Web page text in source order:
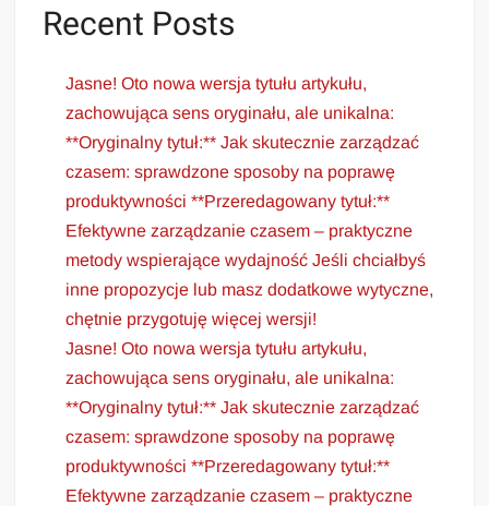
Recent Posts
Jasne! Oto nowa wersja tytułu artykułu,
zachowująca sens oryginału, ale unikalna:
**Oryginalny tytuł:** Jak skutecznie zarządzać
czasem: sprawdzone sposoby na poprawę
produktywności **Przeredagowany tytuł:**
Efektywne zarządzanie czasem – praktyczne
metody wspierające wydajność Jeśli chciałbyś
inne propozycje lub masz dodatkowe wytyczne,
chętnie przygotuję więcej wersji!
Jasne! Oto nowa wersja tytułu artykułu,
zachowująca sens oryginału, ale unikalna:
**Oryginalny tytuł:** Jak skutecznie zarządzać
czasem: sprawdzone sposoby na poprawę
produktywności **Przeredagowany tytuł:**
Efektywne zarządzanie czasem – praktyczne